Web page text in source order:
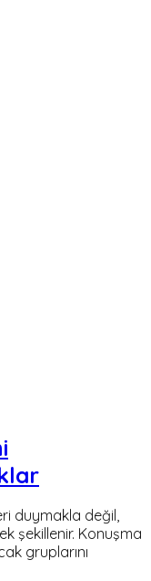
duymakla değil,
şekillenir. Konuşma
gruplarını